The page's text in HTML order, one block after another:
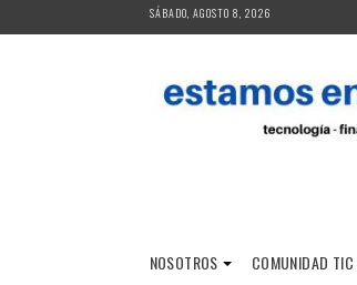
al
SÁBADO, AGOSTO 8, 2026
NOSOTROS COMUNIDAD TIC